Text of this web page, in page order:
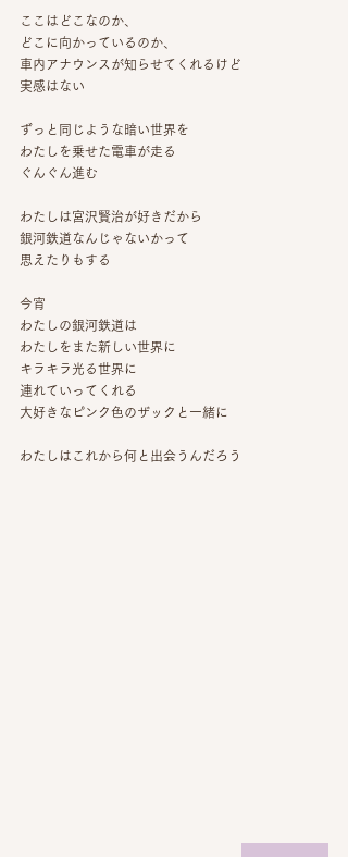
ここはどこなのか、
どこに向かっているのか、
車内アナウンスが知らせてくれるけど
実感はない
ずっと同じような暗い世界を
わたしを乗せた電車が走る
ぐんぐん進む
わたしは宮沢賢治が好きだから
銀河鉄道なんじゃないかって
思えたりもする
今宵
わたしの銀河鉄道は
わたしをまた新しい世界に
キラキラ光る世界に
連れていってくれる
大好きなピンク色のザックと一緒に
わたしはこれから何と出会うんだろう